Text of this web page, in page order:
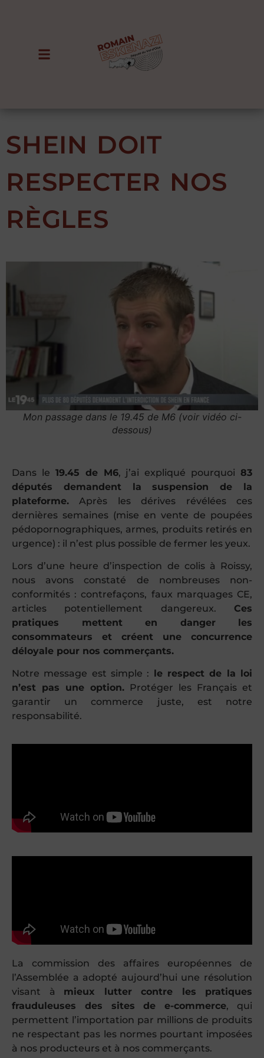
SHEIN DOIT
RESPECTER NOS
RÈGLES
Mon passage dans le 19.45 de M6 (voir vidéo ci-
dessous)
Dans le 19.45 de M6, j’ai expliqué pourquoi 83
députés demandent la suspension de la
plateforme. Après les dérives révélées ces
dernières semaines (mise en vente de poupées
pédopornographiques, armes, produits retirés en
urgence) : il n’est plus possible de fermer les yeux.
Lors d’une heure d’inspection de colis à Roissy,
nous avons constaté de nombreuses non-
conformités : contrefaçons, faux marquages CE,
articles potentiellement dangereux. Ces
pratiques mettent en danger les
consommateurs et créent une concurrence
déloyale pour nos commerçants.
Notre message est simple :
le respect de la loi
n’est pas une option. Protéger les Français et
garantir un commerce juste, est notre
responsabilité.
La commission des affaires européennes de
l’Assemblée a adopté aujourd’hui une résolution
visant à mieux lutter contre les pratiques
frauduleuses des sites de e-commerce, qui
permettent l’importation par millions de produits
ne respectant pas les normes pourtant imposées
à nos producteurs et à nos commerçants.